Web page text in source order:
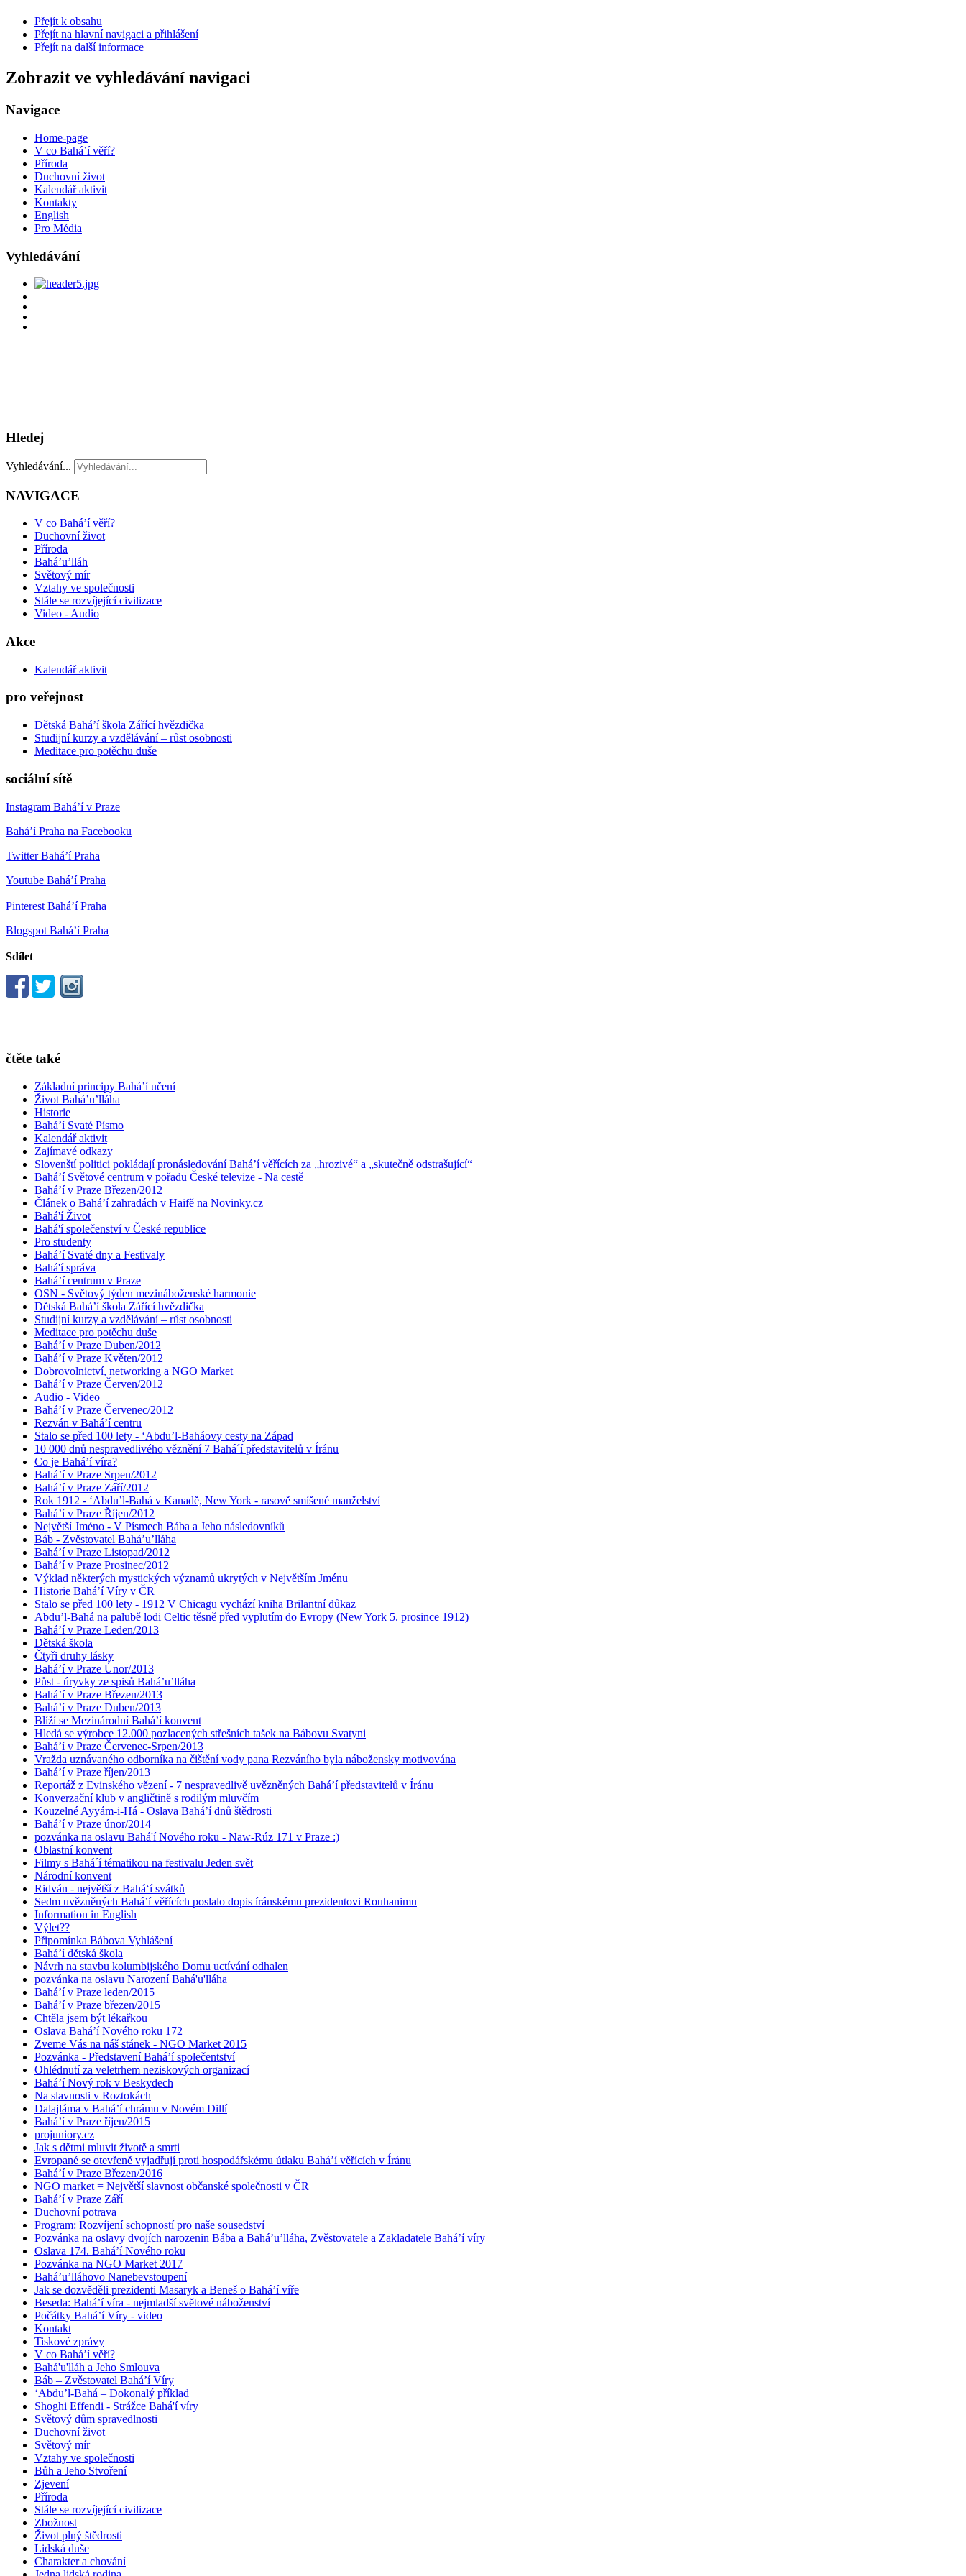
Přejít k obsahu
Přejít na hlavní navigaci a přihlášení
Přejít na další informace
Zobrazit ve vyhledávání navigaci
Navigace
Home-page
V co Bahá’í věří?
Příroda
Duchovní život
Kalendář aktivit
Kontakty
English
Pro Média
Vyhledávání
Hledej
Vyhledávání...
NAVIGACE
V co Bahá’í věří?
Duchovní život
Příroda
Bahá’u’lláh
Světový mír
Vztahy ve společnosti
Stále se rozvíjející civilizace
Video - Audio
Akce
Kalendář aktivit
pro veřejnost
Dětská Bahá’í škola Zářící hvězdička
Studijní kurzy a vzdělávání – růst osobnosti
Meditace pro potěchu duše
sociální sítě
Instagram Bahá’í v Praze
Bahá’í Praha na Facebooku
Twitter Bahá’í Praha
Youtube Bahá’í Praha
Pinterest Bahá’í Praha
Blogspot Bahá’í Praha
Sdílet
čtěte také
Základní principy Bahá’í učení
Život Bahá’u’lláha
Historie
Bahá’í Svaté Písmo
Kalendář aktivit
Zajímavé odkazy
Slovenští politici pokládají pronásledování Bahá’í věřících za „hrozivé“ a „skutečně odstrašující“
Bahá’í Světové centrum v pořadu České televize - Na cestě
Bahá’í v Praze Březen/2012
Článek o Bahá’í zahradách v Haifě na Novinky.cz
Bahá'í Život
Bahá'í společenství v České republice
Pro studenty
Bahá’í Svaté dny a Festivaly
Bahá'í správa
Bahá’í centrum v Praze
OSN - Světový týden mezináboženské harmonie
Dětská Bahá’í škola Zářící hvězdička
Studijní kurzy a vzdělávání – růst osobnosti
Meditace pro potěchu duše
Bahá’í v Praze Duben/2012
Bahá’í v Praze Květen/2012
Dobrovolnictví, networking a NGO Market
Bahá’í v Praze Červen/2012
Audio - Video
Bahá’í v Praze Červenec/2012
Rezván v Bahá’í centru
Stalo se před 100 lety - ‘Abdu’l-Baháovy cesty na Západ
10 000 dnů nespravedlivého věznění 7 Bahá´í představitelů v Íránu
Co je Bahá’í víra?
Bahá’í v Praze Srpen/2012
Bahá’í v Praze Září/2012
Rok 1912 - ‘Abdu’l-Bahá v Kanadě, New York - rasově smíšené manželství
Bahá’í v Praze Říjen/2012
Největší Jméno - V Písmech Bába a Jeho následovníků
Báb - Zvěstovatel Bahá’u’lláha
Bahá’í v Praze Listopad/2012
Bahá’í v Praze Prosinec/2012
Výklad některých mystických významů ukrytých v Největším Jménu
Historie Bahá’í Víry v ČR
Stalo se před 100 lety - 1912 V Chicagu vychází kniha Brilantní důkaz
Abdu’l-Bahá na palubě lodi Celtic těsně před vyplutím do Evropy (New York 5. prosince 1912)
Bahá’í v Praze Leden/2013
Dětská škola
Čtyři druhy lásky
Bahá’í v Praze Únor/2013
Půst - úryvky ze spisů Bahá’u’lláha
Bahá’í v Praze Březen/2013
Bahá’í v Praze Duben/2013
Blíží se Mezinárodní Bahá’í konvent
Hledá se výrobce 12.000 pozlacených střešních tašek na Bábovu Svatyni
Bahá’í v Praze Červenec-Srpen/2013
Vražda uznávaného odborníka na čištění vody pana Rezváního byla nábožensky motivována
Bahá’í v Praze říjen/2013
Reportáž z Evinského vězení - 7 nespravedlivě uvězněných Bahá’í představitelů v Íránu
Konverzační klub v angličtině s rodilým mluvčím
Kouzelné Ayyám-i-Há - Oslava Bahá’í dnů štědrosti
Bahá’í v Praze únor/2014
pozvánka na oslavu Bahá'í Nového roku - Naw-Rúz 171 v Praze :)
Oblastní konvent
Filmy s Bahá´í tématikou na festivalu Jeden svět
Národní konvent
Ridván - největší z Bahá‘í svátků
Sedm uvězněných Bahá’í věřících poslalo dopis íránskému prezidentovi Rouhanimu
Information in English
Výlet??
Připomínka Bábova Vyhlášení
Bahá’í dětská škola
Návrh na stavbu kolumbijského Domu uctívání odhalen
pozvánka na oslavu Narození Bahá'u'lláha
Bahá’í v Praze leden/2015
Bahá’í v Praze březen/2015
Chtěla jsem být lékařkou
Oslava Bahá’í Nového roku 172
Zveme Vás na náš stánek - NGO Market 2015
Pozvánka - Představení Bahá’í společentství
Ohlédnutí za veletrhem neziskových organizací
Bahá’í Nový rok v Beskydech
Na slavnosti v Roztokách
Dalajláma v Bahá’í chrámu v Novém Dillí
Bahá’í v Praze říjen/2015
projuniory.cz
Jak s dětmi mluvit životě a smrti
Evropané se otevřeně vyjadřují proti hospodářskému útlaku Bahá’í věřících v Íránu
Bahá’í v Praze Březen/2016
NGO market = Největší slavnost občanské společnosti v ČR
Bahá’í v Praze Září
Duchovní potrava
Program: Rozvíjení schopností pro naše sousedství
Pozvánka na oslavy dvojích narozenin Bába a Bahá’u’lláha, Zvěstovatele a Zakladatele Bahá’í víry
Oslava 174. Bahá’í Nového roku
Pozvánka na NGO Market 2017
Bahá’u’lláhovo Nanebevstoupení
Jak se dozvěděli prezidenti Masaryk a Beneš o Bahá’í víře
Beseda: Bahá’í víra - nejmladší světové náboženství
Počátky Bahá’í Víry - video
Kontakt
Tiskové zprávy
V co Bahá’í věří?
Bahá'u'lláh a Jeho Smlouva
Báb – Zvěstovatel Bahá’í Víry
‘Abdu’l-Bahá – Dokonalý příklad
Shoghi Effendi - Strážce Bahá'í víry
Světový dům spravedlnosti
Duchovní život
Světový mír
Vztahy ve společnosti
Bůh a Jeho Stvoření
Zjevení
Příroda
Stále se rozvíjející civilizace
Zbožnost
Život plný štědrosti
Lidská duše
Charakter a chování